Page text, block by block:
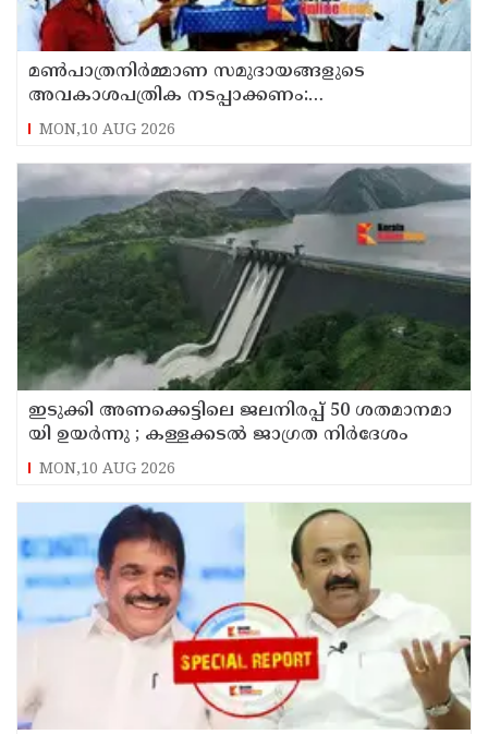
മൺപാത്രനിർമ്മാണ സമുദായങ്ങളുടെ
അവകാശപത്രിക നടപ്പാക്കണം:
മൺപാത്രനിർമ്മാണ സമുദായ സഭ
MON,10 AUG 2026
ഇ​ടു​ക്കി അ​ണ​​ക്കെ​ട്ടി​ലെ ജ​ല​നി​ര​പ്പ് 50 ശ​ത​മാ​ന​മാ​
യി ഉ​യ​ർ​ന്നു ; കള്ളക്കടൽ ജാഗ്രത നിർദേശം
MON,10 AUG 2026